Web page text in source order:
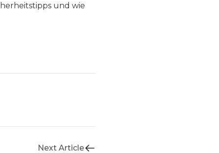
und wie
Next Article